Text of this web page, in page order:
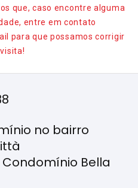
que, caso encontre alguma
entre em contato
para que possamos corrigir
no bairro
Condomínio Bella